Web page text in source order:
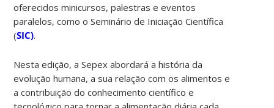
oferecidos minicursos, palestras e eventos
paralelos, como o Seminário de Iniciação Científica
(SIC).
Nesta edição, a Sepex abordará a história da
evolução humana, a sua relação com os alimentos e
a contribuição do conhecimento científico e